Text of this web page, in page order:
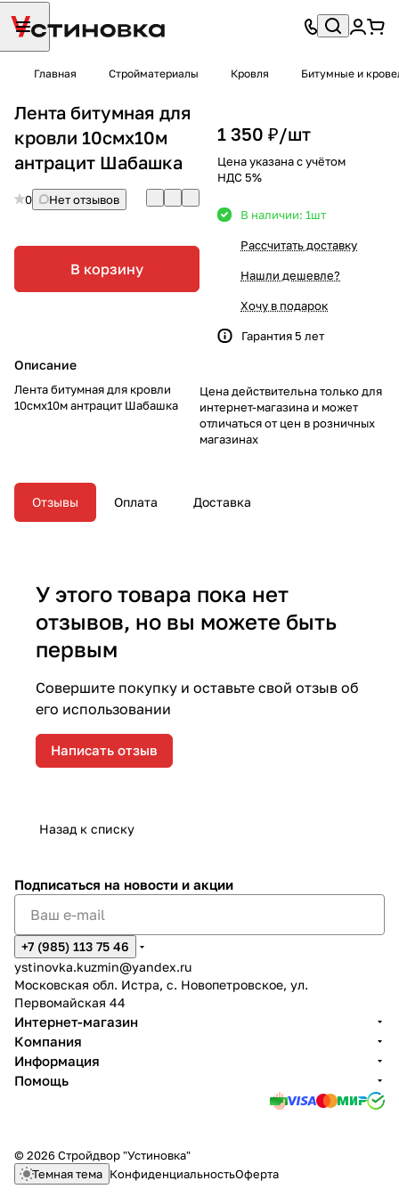
Главная Стройматериалы Кровля Битумные и
Лента битумная для
кровли 10смх10м
антрацит Шабашка
0 Нет отзывов
В корзину
Описание
Лента битумная для кровли
10смх10м антрацит Шабашка
1 350 ₽/шт
Цена указана с учётом
НДС 5%
В наличии: 1шт
Рассчитать доставку
Нашли дешевле?
Хочу в подарок
Гарантия 5 лет
Цена действительна только для
интернет-магазина и может
отличаться от цен в розничных
магазинах
Отзывы Оплата Доставка
У этого товара пока нет
отзывов, но вы можете быть
первым
Совершите покупку и оставьте свой отзыв об
его использовании
Написать отзыв
Назад к списку
Подписаться на новости и акции
+7 (985) 113 75 46
ystinovka.kuzmin@yandex.ru
Московская обл. Истра, с. Новопетровское, ул.
Первомайская 44
Интернет-магазин
Компания
Информация
Помощь
© 2026 Стройдвор "Устиновка"
Темная тема КонфиденциальностьОферта